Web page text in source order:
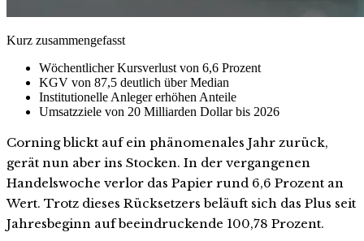
Kurz zusammengefasst
Wöchentlicher Kursverlust von 6,6 Prozent
KGV von 87,5 deutlich über Median
Institutionelle Anleger erhöhen Anteile
Umsatzziele von 20 Milliarden Dollar bis 2026
Corning blickt auf ein phänomenales Jahr zurück,
gerät nun aber ins Stocken. In der vergangenen
Handelswoche verlor das Papier rund 6,6 Prozent an
Wert. Trotz dieses Rücksetzers beläuft sich das Plus seit
Jahresbeginn auf beeindruckende 100,78 Prozent.